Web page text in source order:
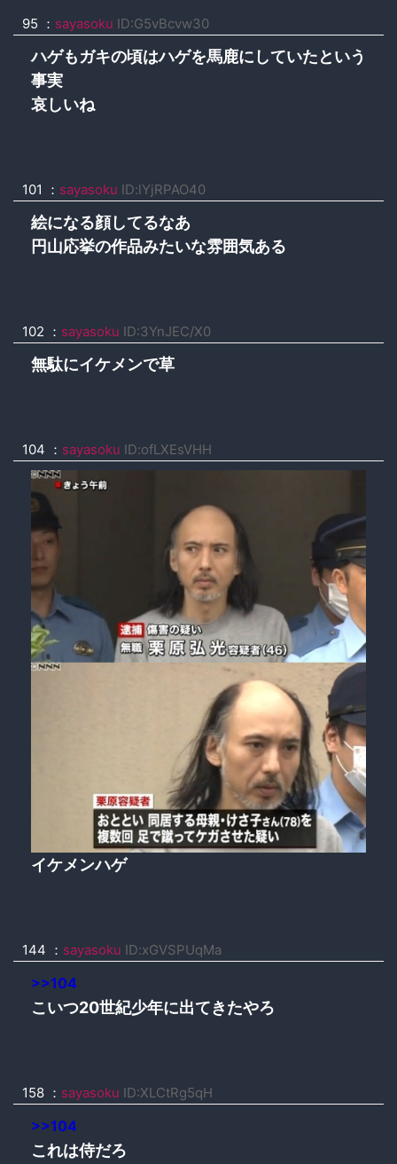
95 ： sayasoku ID:G5vBcvw30
ハゲもガキの頃はハゲを馬鹿にしていたという
事実
哀しいね
101 ： sayasoku ID:lYjRPAO40
絵になる顔してるなあ
円山応挙の作品みたいな雰囲気ある
102 ： sayasoku ID:3YnJEC/X0
無駄にイケメンで草
104 ： sayasoku ID:ofLXEsVHH
イケメンハゲ
144 ： sayasoku ID:xGVSPUqMa
>>104
こいつ20世紀少年に出てきたやろ
158 ： sayasoku ID:XLCtRg5qH
>>104
これは侍だろ